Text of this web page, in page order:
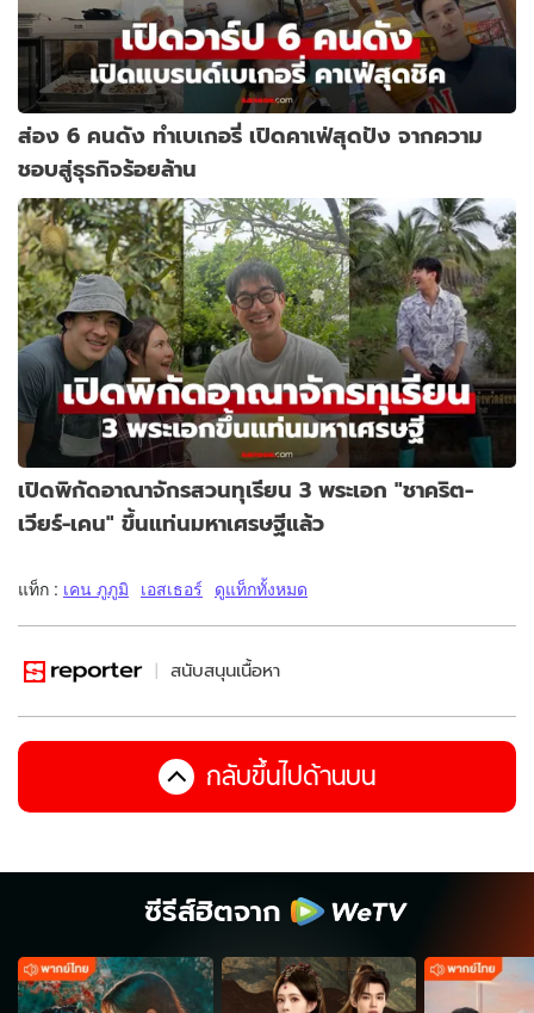
ส่อง 6 คนดัง ทำเบเกอรี่ เปิดคาเฟ่สุดปัง จากความ
ชอบสู่ธุรกิจร้อยล้าน
เปิดพิกัดอาณาจักรสวนทุเรียน 3 พระเอก "ชาคริต-
เวียร์-เคน" ขึ้นแท่นมหาเศรษฐีแล้ว
แท็ก : เคน ภูภูมิ เอสเธอร์ ดูแท็กทั้งหมด
สนับสนุนเนื้อหา
กลับขึ้นไปด้านบน
ซีรีส์ฮิตจาก